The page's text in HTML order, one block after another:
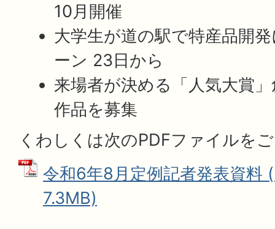
10月開催
大学生が道の駅で特産品開
ーン 23日から
来場者が決める「人気大賞
作品を募集
くわしくは次のPDFファイルを
令和6年8月定例記者発表資料
7.3MB)